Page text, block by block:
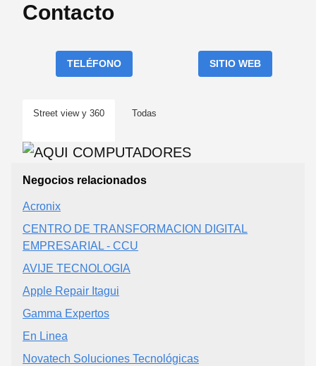
Contacto
TELÉFONO SITIO WEB
Street view y 360 Todas
Negocios relacionados
Acronix
CENTRO DE TRANSFORMACION DIGITAL
EMPRESARIAL - CCU
AVIJE TECNOLOGIA
Apple Repair Itagui
Gamma Expertos
En Linea
Novatech Soluciones Tecnológicas